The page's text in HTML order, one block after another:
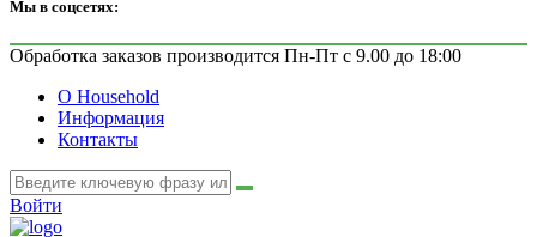
Мы в соцсетях:
Обработка заказов производится Пн-Пт с 9.00 до 18:00
О Household
Информация
Контакты
Войти